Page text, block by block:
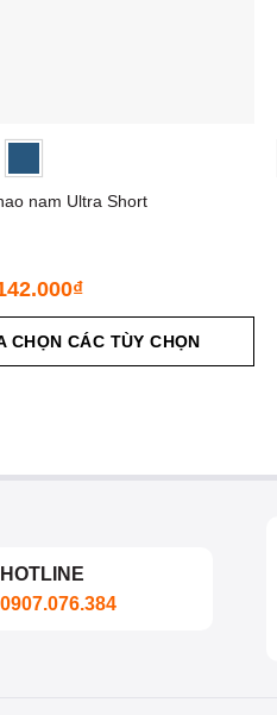
nam Ultra Short
₫
CHỌN CÁC TÙY CHỌN
HOTLINE
0907.076.384